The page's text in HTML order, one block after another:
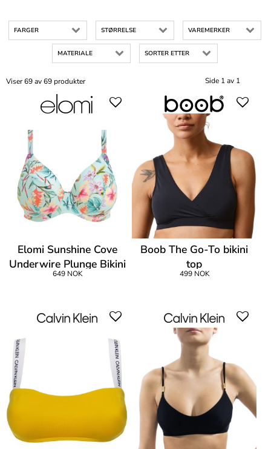
FARGER STØRRELSE VAREMERKER
MATERIALE SORTER ETTER
Side 1 av 1
Viser 69 av 69 produkter
Elomi Sunshine Cove
Underwire Plunge Bikini
Top
649 NOK
Boob The Go-To bikini
top
499 NOK